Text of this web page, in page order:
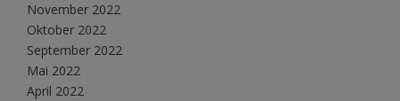
November 2022
Oktober 2022
September 2022
Mai 2022
April 2022